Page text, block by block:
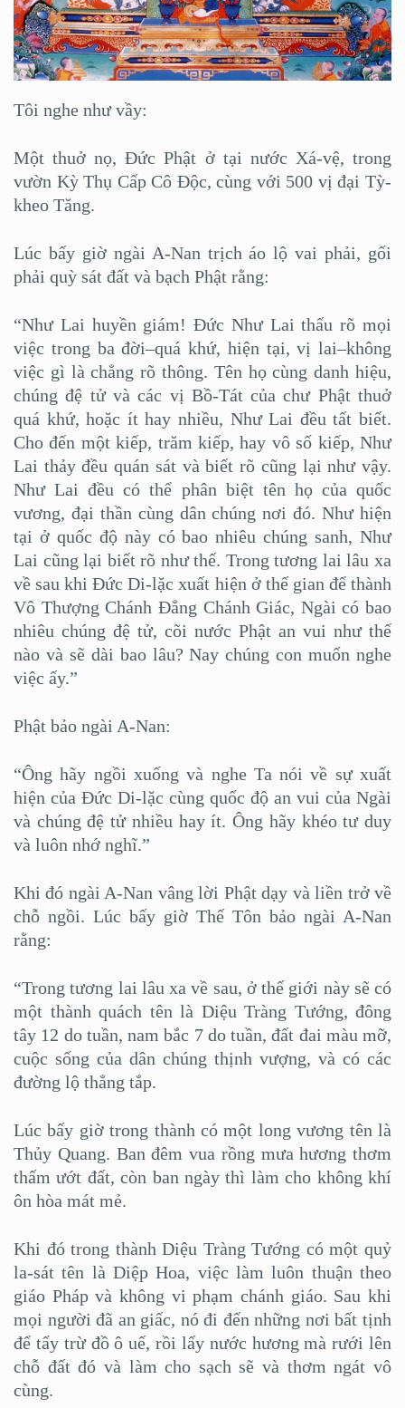
Tôi nghe như vầy:
Một thuở nọ, Đức Phật ở tại nước Xá-vệ, trong
vườn Kỳ Thụ Cấp Cô Độc, cùng với 500 vị đại Tỳ-
kheo Tăng.
Lúc bấy giờ ngài A-Nan trịch áo lộ vai phải, gối
phải quỳ sát đất và bạch Phật rằng:
“Như Lai huyền giám! Đức Như Lai thấu rõ mọi
việc trong ba đời–quá khứ, hiện tại, vị lai–không
việc gì là chẳng rõ thông. Tên họ cùng danh hiệu,
chúng đệ tử và các vị Bồ-Tát của chư Phật thuở
quá khứ, hoặc ít hay nhiều, Như Lai đều tất biết.
Cho đến một kiếp, trăm kiếp, hay vô số kiếp, Như
Lai thảy đều quán sát và biết rõ cũng lại như vậy.
Như Lai đều có thể phân biệt tên họ của quốc
vương, đại thần cùng dân chúng nơi đó. Như hiện
tại ở quốc độ này có bao nhiêu chúng sanh, Như
Lai cũng lại biết rõ như thế. Trong tương lai lâu xa
về sau khi Đức Di-lặc xuất hiện ở thế gian để thành
Vô Thượng Chánh Đẳng Chánh Giác, Ngài có bao
nhiêu chúng đệ tử, cõi nước Phật an vui như thế
nào và sẽ dài bao lâu? Nay chúng con muốn nghe
việc ấy.”
Phật bảo ngài A-Nan:
“Ông hãy ngồi xuống và nghe Ta nói về sự xuất
hiện của Đức Di-lặc cùng quốc độ an vui của Ngài
và chúng đệ tử nhiều hay ít. Ông hãy khéo tư duy
và luôn nhớ nghĩ.”
Khi đó ngài A-Nan vâng lời Phật dạy và liền trở về
chỗ ngồi. Lúc bấy giờ Thế Tôn bảo ngài A-Nan
rằng:
“Trong tương lai lâu xa về sau, ở thế giới này sẽ có
một thành quách tên là Diệu Tràng Tướng, đông
tây 12 do tuần, nam bắc 7 do tuần, đất đai màu mỡ,
cuộc sống của dân chúng thịnh vượng, và có các
đường lộ thẳng tắp.
Lúc bấy giờ trong thành có một long vương tên là
Thủy Quang. Ban đêm vua rồng mưa hương thơm
thấm ướt đất, còn ban ngày thì làm cho không khí
ôn hòa mát mẻ.
Khi đó trong thành Diệu Tràng Tướng có một quỷ
la-sát tên là Diệp Hoa, việc làm luôn thuận theo
giáo Pháp và không vi phạm chánh giáo. Sau khi
mọi người đã an giấc, nó đi đến những nơi bất tịnh
để tẩy trừ đồ ô uế, rồi lấy nước hương mà rưới lên
chỗ đất đó và làm cho sạch sẽ và thơm ngát vô
cùng.